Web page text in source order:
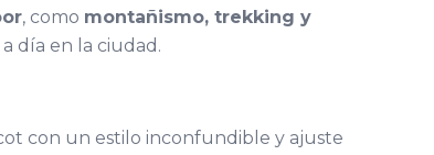
, como montañismo, trekking y
día en la ciudad.
con un estilo inconfundible y ajuste